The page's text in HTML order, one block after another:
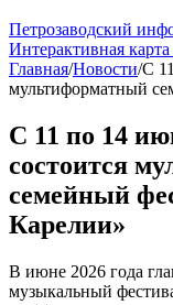
Петрозаводский
Интерактивная карта
Главная/Новости/С
мультиформатный
С 11 по 14
состоится
семейный
Карелии»
В июне 2026 года
музыкальный